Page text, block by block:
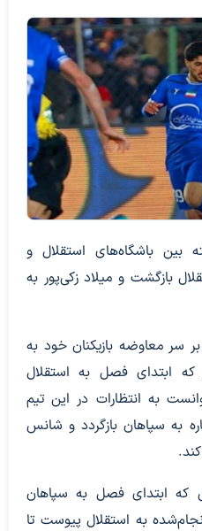
بین باشگاه‌های استقلال و
بازگشت و میلاد زکی‌پور به
سر معاوضه بازیکنان خود به
که ابتدای فصل به استقلال
به انتظارات در این تیم
به سپاهان بازگردد و شانس
که ابتدای فصل به سپاهان
به استقلال پیوست تا